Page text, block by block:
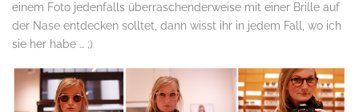
einem Foto jedenfalls überraschenderweise mit einer Brille auf
der Nase entdecken solltet, dann wisst ihr in jedem Fall, wo ich
sie her habe … ;)